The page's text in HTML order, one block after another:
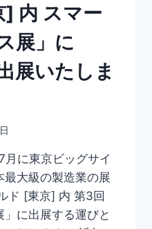
] 内 スマー
展」に
展いたしま
に東京ビッグサイ
最大級の製造業の展
ド [東京] 内 第3回
に出展する運びと